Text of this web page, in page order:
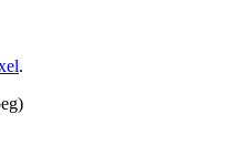
.
)